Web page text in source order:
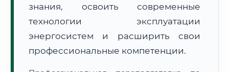
📜 Документы и аккредитация ФИС ФРДО
🔍Нажмите на документ для увеличения и просмотра
знания, освоить современные
технологии эксплуатации
энергосистем и расширить свои
профессиональные компетенции.